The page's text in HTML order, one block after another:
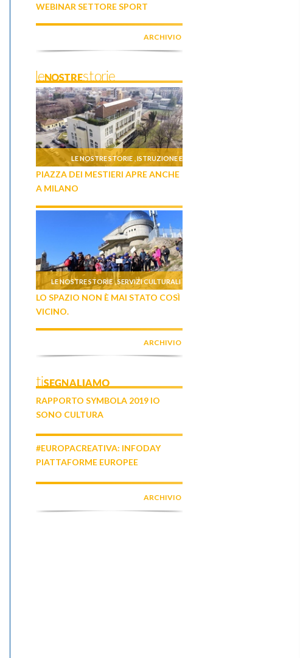
WEBINAR SETTORE SPORT
ARCHIVIO
leNOSTREstorie
LE NOSTRE STORIE ISTRUZIONE E
FORMAZIONE
PIAZZA DEI MESTIERI APRE ANCHE
A MILANO
LE NOSTRE STORIE ,SERVIZI CULTURALI
LO SPAZIO NON È MAI STATO COSÌ
VICINO.
ARCHIVIO
tiSEGNALIAMO
RAPPORTO SYMBOLA 2019 IO
SONO CULTURA
#EUROPACREATIVA: INFODAY
PIATTAFORME EUROPEE
ARCHIVIO